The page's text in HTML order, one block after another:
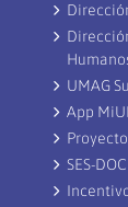
UMAG
App
SES-DOC